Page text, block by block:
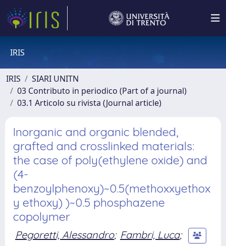
IRIS
IRIS
SIARI UNITN
03 Contributo in periodico (Part of a journal)
03.1 Articolo su rivista (Journal article)
Inorganic and organic blended,
grafted and crosslinked materials:
the case of poly(ethylene oxide) and
(4-
benzoylphenoxy)~0.5(methoxxyethox
y ethoxy) )~0.5 phosphazene
copolymer
Pegoretti, Alessandro; Fambri, Luca;